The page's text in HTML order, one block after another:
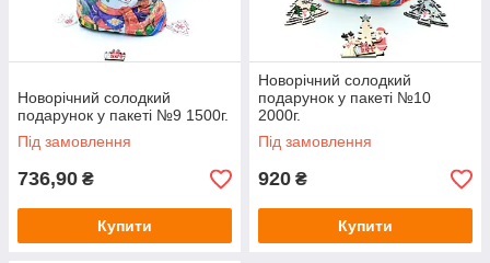
Новорічний солодкий
подарунок у пакеті №9 1500г.
Під замовлення
736,90 ₴
Купити
Новорічний солодкий
подарунок у пакеті №10
2000г.
Під замовлення
920 ₴
Купити